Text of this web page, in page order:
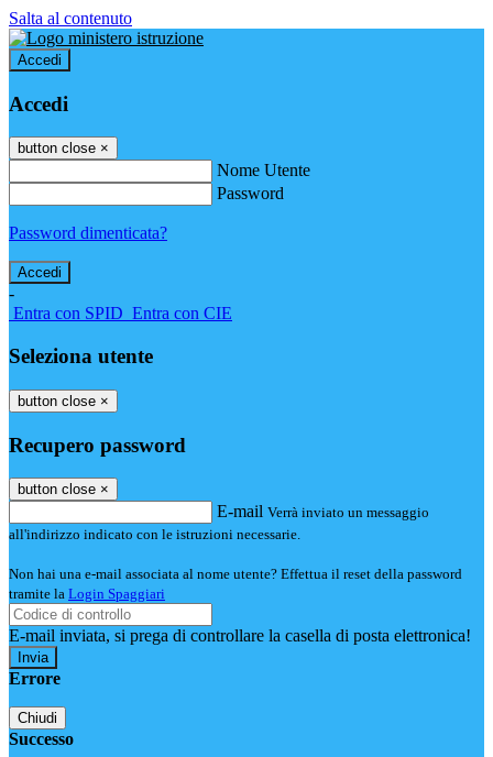
Salta al contenuto
Accedi
Accedi
button close ×
Nome Utente
Password
Password dimenticata?
-
Entra con SPID Entra con CIE
Seleziona utente
button close ×
Recupero password
button close ×
E-mail Verrà inviato un messaggio
all'indirizzo indicato con le istruzioni necessarie.
Non hai una e-mail associata al nome utente? Effettua il reset della password
tramite la Login Spaggiari
E-mail inviata, si prega di controllare la casella di posta elettronica!
Errore
Chiudi
Successo